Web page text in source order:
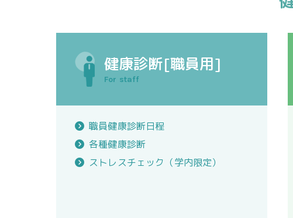
健康診断[職員用]
For staff
職員健康診断日程
各種健康診断
ストレスチェック（学内限定）